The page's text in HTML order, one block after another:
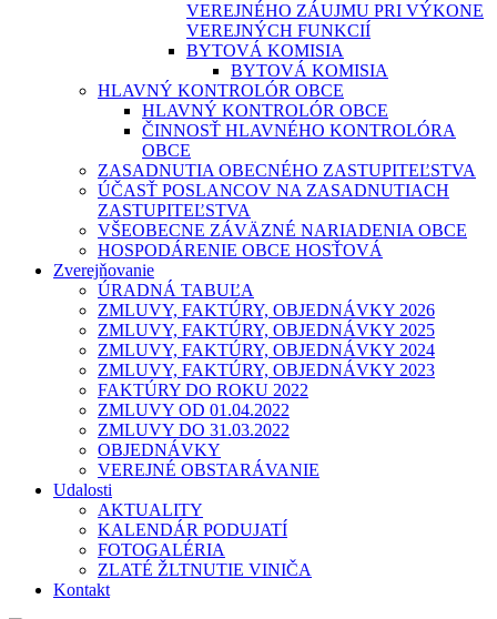
VEREJNÉHO ZÁUJMU PRI VÝKONE
VEREJNÝCH FUNKCIÍ
BYTOVÁ KOMISIA
BYTOVÁ KOMISIA
HLAVNÝ KONTROLÓR OBCE
HLAVNÝ KONTROLÓR OBCE
ČINNOSŤ HLAVNÉHO KONTROLÓRA
OBCE
ZASADNUTIA OBECNÉHO ZASTUPITEĽSTVA
ÚČASŤ POSLANCOV NA ZASADNUTIACH
ZASTUPITEĽSTVA
VŠEOBECNE ZÁVÄZNÉ NARIADENIA OBCE
HOSPODÁRENIE OBCE HOSŤOVÁ
Zverejňovanie
ÚRADNÁ TABUĽA
ZMLUVY, FAKTÚRY, OBJEDNÁVKY 2026
ZMLUVY, FAKTÚRY, OBJEDNÁVKY 2025
ZMLUVY, FAKTÚRY, OBJEDNÁVKY 2024
ZMLUVY, FAKTÚRY, OBJEDNÁVKY 2023
FAKTÚRY DO ROKU 2022
ZMLUVY OD 01.04.2022
ZMLUVY DO 31.03.2022
OBJEDNÁVKY
VEREJNÉ OBSTARÁVANIE
Udalosti
AKTUALITY
KALENDÁR PODUJATÍ
FOTOGALÉRIA
ZLATÉ ŽLTNUTIE VINIČA
Kontakt